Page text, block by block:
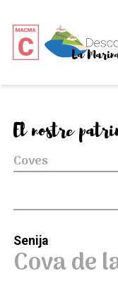
El nostre
Coves
Senija
Cova de